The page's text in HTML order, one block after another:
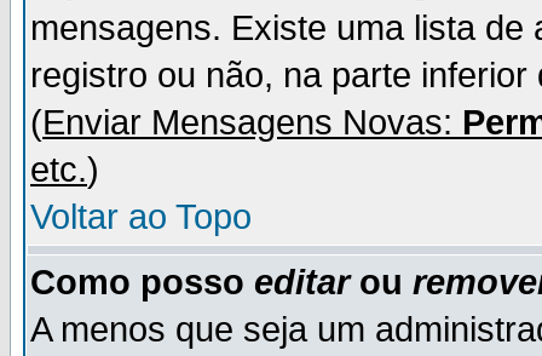
mensagens. Existe uma lista
registro ou não, na parte
(Enviar Mensagens Novas:
etc.)
Voltar ao Topo
Como posso editarou
A menos que seja um